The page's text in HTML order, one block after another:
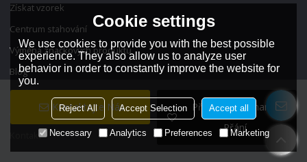
Kontaktujte Nás
Přidat Do Seznamu
Přání
Získat vzorek
Centrum stahování
Výměna značkových produktů
Blog
Zprávy
Často kladené otázky
Kontakt
Cookie settings
We use cookies to provide you with the best possible
experience. They also allow us to analyze user
behavior in order to constantly improve the website for
you.
Reject All Accept Selection Accept all
Necessary Analytics Preferences Marketing